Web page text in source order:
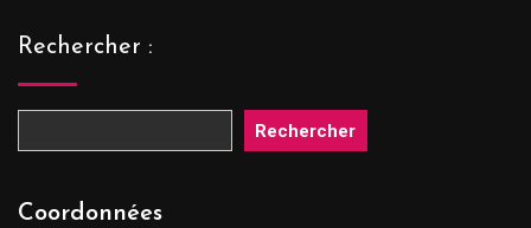
Rechercher :
Rechercher
Coordonnées